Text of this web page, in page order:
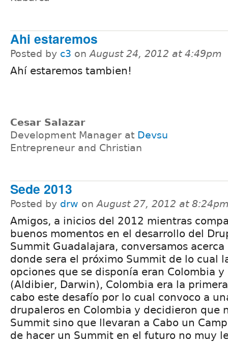
Ahi estaremos
Posted by c3 onAugust 24, 2012 at 4:49pm
Ahí estaremos tambien!
Cesar Salazar
Development Manager at Devsu
Entrepreneur and Christian
Sede 2013
Posted by drw onAugust 27, 2012 at
Amigos, a inicios del 2012 mientras
buenos momentos en el desarrollo del
Summit Guadalajara, conversamos acerca
donde sera el próximo Summit de lo cual
opciones que se disponía eran Colombia y
(Aldibier, Darwin), Colombia era la
cabo este desafío por lo cual convoco a
drupaleros en Colombia y decidieron que
Summit sino que llevaran a Cabo un
de hacer un Summit en el futuro no muy